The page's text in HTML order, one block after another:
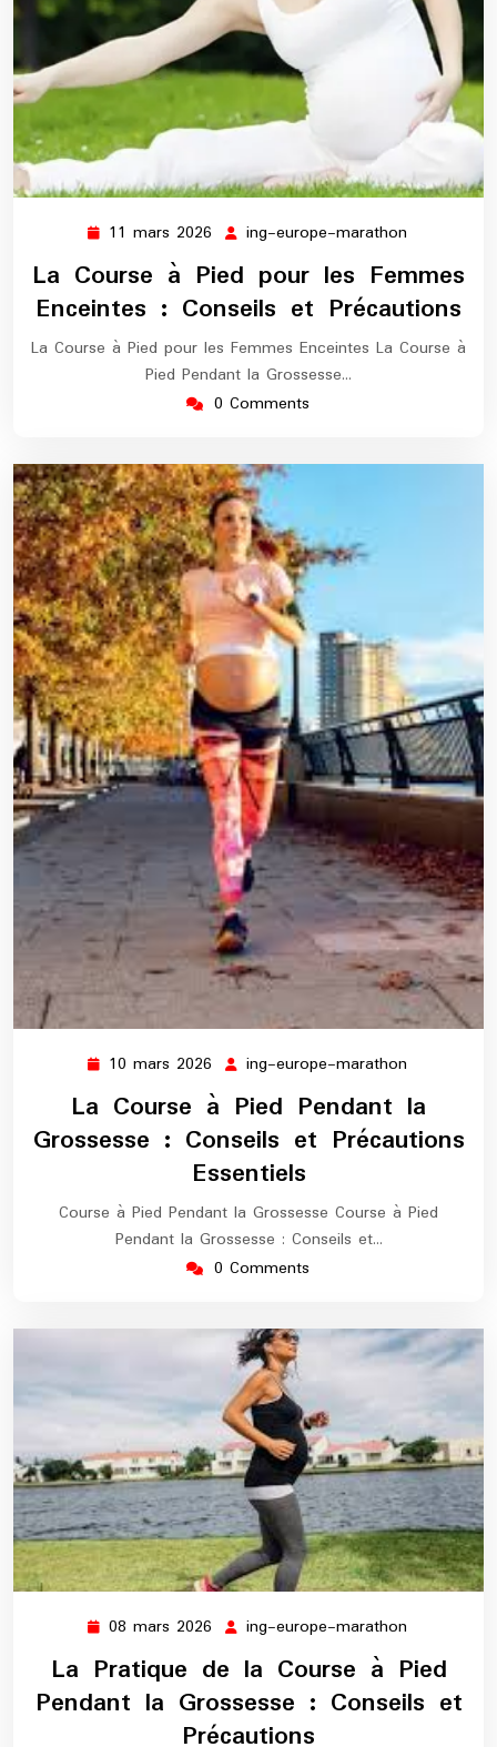
11 mars 2026 11
mars
2026
ing-europe-marathon
marathon
La Course à Pied pour les Femmes
Enceintes : Conseils et Précautions
La Course à Pied pour les Femmes Enceintes La Course à
Pied Pendant la Grossesse…
0 Comments
10 mars 2026 10
mars
2026
ing-europe-marathon
europe-
marathon
La Course à Pied Pendant la
Grossesse : Conseils et Précautions
Essentiels
Course à Pied Pendant la Grossesse Course à Pied
Pendant la Grossesse : Conseils et…
0 Comments
08 mars 2026 08
mars
2026
ing-europe-marathon
europe-
marathon
La Pratique de la Course à Pied
Pendant la Grossesse : Conseils et
Précautions